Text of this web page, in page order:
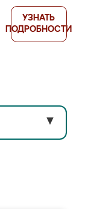
УЗНАТЬ
ПОДРОБНОСТИ
▼